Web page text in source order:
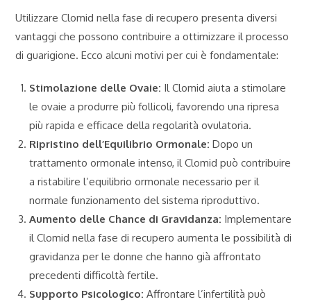
Utilizzare Clomid nella fase di recupero presenta diversi
vantaggi che possono contribuire a ottimizzare il processo
di guarigione. Ecco alcuni motivi per cui è fondamentale:
Stimolazione delle Ovaie: Il Clomid aiuta a stimolare
le ovaie a produrre più follicoli, favorendo una ripresa
più rapida e efficace della regolarità ovulatoria.
Ripristino dell’Equilibrio Ormonale: Dopo un
trattamento ormonale intenso, il Clomid può contribuire
a ristabilire l’equilibrio ormonale necessario per il
normale funzionamento del sistema riproduttivo.
Aumento delle Chance di Gravidanza: Implementare
il Clomid nella fase di recupero aumenta le possibilità di
gravidanza per le donne che hanno già affrontato
precedenti difficoltà fertile.
Supporto Psicologico: Affrontare l’infertilità può